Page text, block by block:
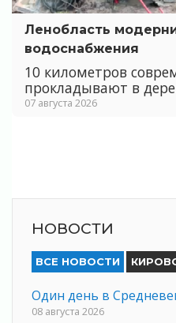
Ленобласть
водоснабжения
10 километров
прокладывают в
07 августа 2026
НОВОСТИ
ВСЕ НОВОСТИ
Один день в
08 августа 2026